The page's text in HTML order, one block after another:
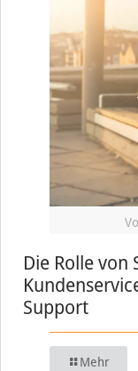
Die Rolle von
Support
Mehr